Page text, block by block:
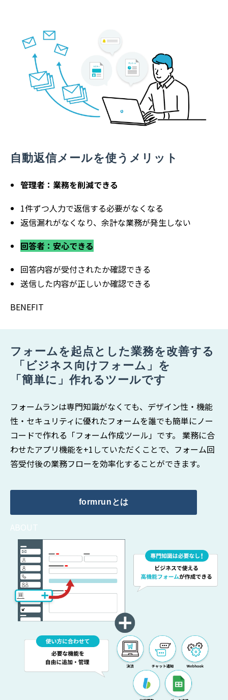
自動返信メールを使うメリット
管理者：業務を削減できる
1件ずつ人力で返信する必要がなくなる
返信漏れがなくなり、余計な業務が発生しない
回答者：安心できる
回答内容が受付されたか確認できる
送信した内容が正しいか確認できる
BENEFIT
フォームを起点とした業務を改善する
「ビジネス向けフォーム」を
「簡単に」作れるツールです
フォームランは専門知識がなくても、デザイン性・機能
性・セキュリティに優れたフォームを誰でも簡単にノー
コードで作れる「フォーム作成ツール」です。 業務に合
わせたアプリ機能を+1していただくことで、フォーム回
答受付後の業務フローを効率化することができます。
formrunとは
ABOUT